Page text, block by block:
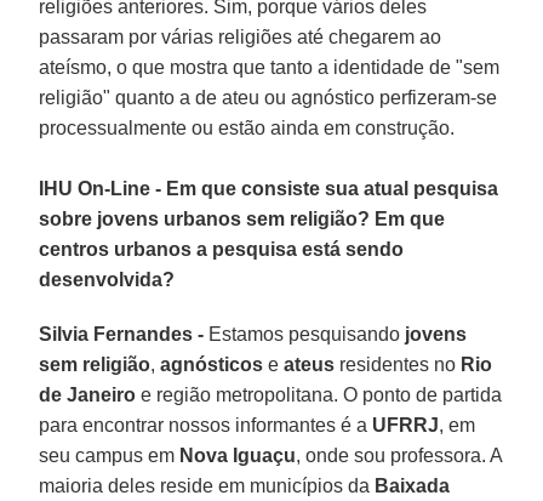
religiões anteriores. Sim, porque vários deles
passaram por várias religiões até chegarem ao
ateísmo, o que mostra que tanto a identidade de "sem
religião" quanto a de ateu ou agnóstico perfizeram-se
processualmente ou estão ainda em construção.
IHU On-Line - Em que consiste sua atual pesquisa
sobre jovens urbanos sem religião? Em que
centros urbanos a pesquisa está sendo
desenvolvida?
Silvia Fernandes - Estamos pesquisando jovens
sem religião,agnósticos eateus residentes no Rio
de Janeiro e região metropolitana. O ponto de partida
para encontrar nossos informantes é a UFRRJ, em
seu campus em Nova Iguaçu, onde sou professora. A
maioria deles reside em municípios da Baixada